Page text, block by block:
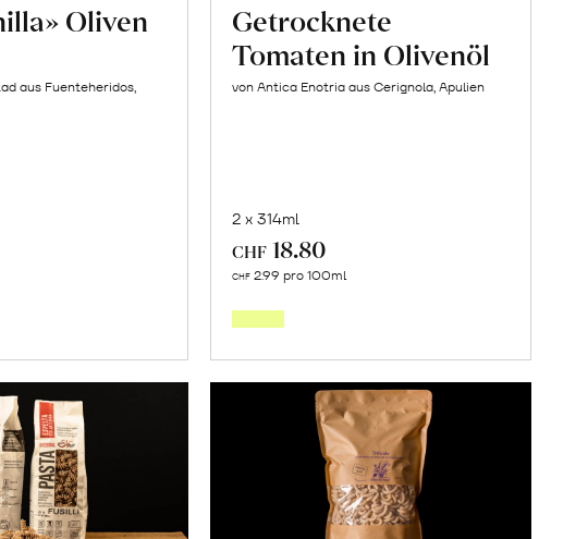
Oliven
aus Fuenteheridos,
Getrocknete
Tomaten in Olivenöl
von Antica Enotria aus Cerignola, Apulien
2 x 314ml
CHF 18.80
CHF 2.99 pro 100ml